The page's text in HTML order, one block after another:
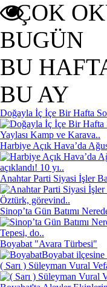
ÇOK
BUGÜN
BU
BU AY
Doğayla İç İçe Bir Hafta
Yaylası Kamp ve Karava..
Harbiye Açık Hava’da
açıklandı! 10 yı..
Anahtar Parti Siyasi İşler
Öztürk, görevind..
Sinop’ta Gün Batımı
Tepesi, do..
Boyabat "Avara Türbesi"
Boyabat
( Sarı ) Süleyman Vural